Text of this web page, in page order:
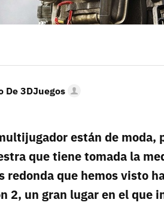
De 3DJuegos
están de moda,
que tiene tomada la
redonda que hemos visto
2, un gran lugar en el que